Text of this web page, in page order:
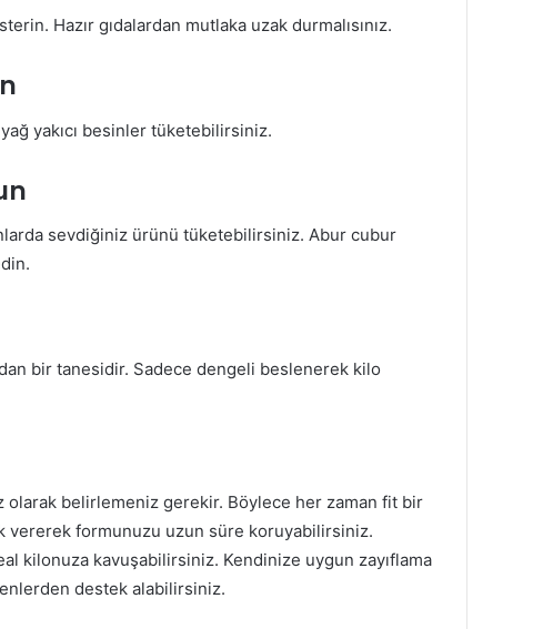
Hazır gıdalardan mutlaka uzak durmalısınız.
yakıcı besinler tüketebilirsiniz.
sevdiğiniz ürünü tüketebilirsiniz. Abur cubur
bir tanesidir. Sadece dengeli beslenerek kilo
olarak belirlemeniz gerekir. Böylece her zaman fit bir
vererek formunuzu uzun süre koruyabilirsiniz.
kilonuza kavuşabilirsiniz. Kendinize uygun zayıflama
destek alabilirsiniz.